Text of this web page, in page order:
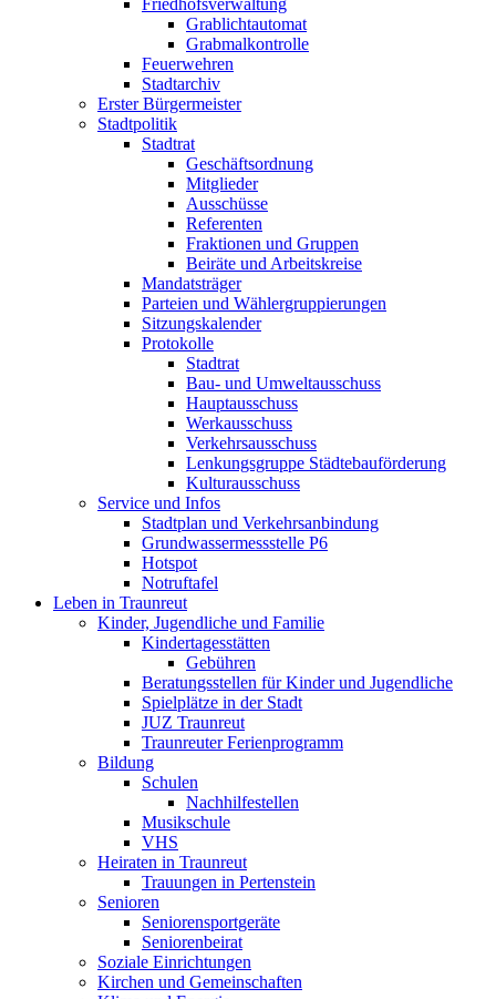
Friedhofsverwaltung
Grablichtautomat
Grabmalkontrolle
Feuerwehren
Stadtarchiv
Erster Bürgermeister
Stadtpolitik
Stadtrat
Geschäftsordnung
Mitglieder
Ausschüsse
Referenten
Fraktionen und Gruppen
Beiräte und Arbeitskreise
Mandatsträger
Parteien und Wählergruppierungen
Sitzungskalender
Protokolle
Stadtrat
Bau- und Umweltausschuss
Hauptausschuss
Werkausschuss
Verkehrsausschuss
Lenkungsgruppe Städtebauförderung
Kulturausschuss
Service und Infos
Stadtplan und Verkehrsanbindung
Grundwassermessstelle P6
Hotspot
Notruftafel
Leben in Traunreut
Kinder, Jugendliche und Familie
Kindertagesstätten
Gebühren
Beratungsstellen für Kinder und Jugendliche
Spielplätze in der Stadt
JUZ Traunreut
Traunreuter Ferienprogramm
Bildung
Schulen
Nachhilfestellen
Musikschule
VHS
Heiraten in Traunreut
Trauungen in Pertenstein
Senioren
Seniorensportgeräte
Seniorenbeirat
Soziale Einrichtungen
Kirchen und Gemeinschaften